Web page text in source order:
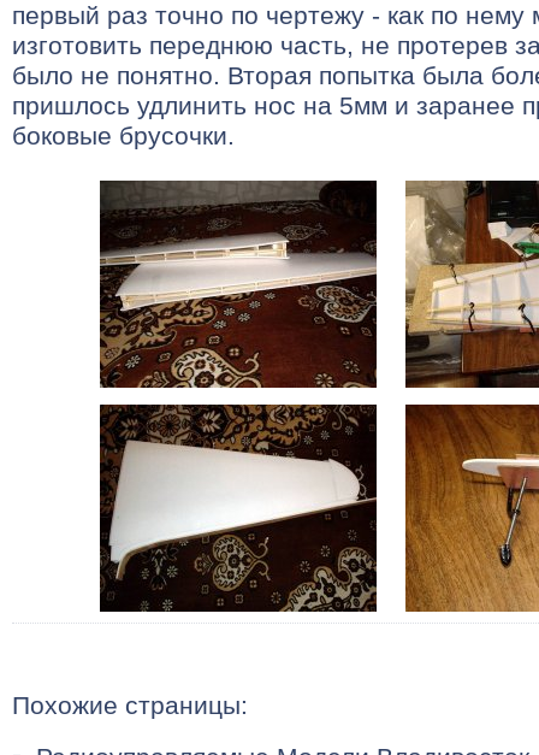
первый раз точно по чертежу - как по
изготовить переднюю часть, не протерев
было не понятно. Вторая попытка была
пришлось удлинить нос на 5мм и заранее
боковые брусочки.
Похожие страницы: